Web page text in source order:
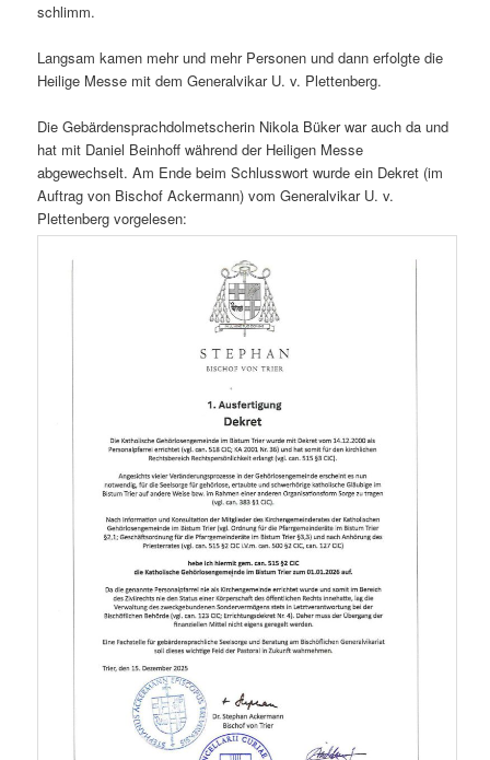
schlimm.
Langsam kamen mehr und mehr Personen und dann erfolgte die
Heilige Messe mit dem Generalvikar U. v. Plettenberg.
Die Gebärdensprachdolmetscherin Nikola Büker war auch da und
hat mit Daniel Beinhoff während der Heiligen Messe
abgewechselt. Am Ende beim Schlusswort wurde ein Dekret (im
Auftrag von Bischof Ackermann) vom Generalvikar U. v.
Plettenberg vorgelesen: